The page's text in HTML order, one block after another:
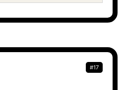
#17